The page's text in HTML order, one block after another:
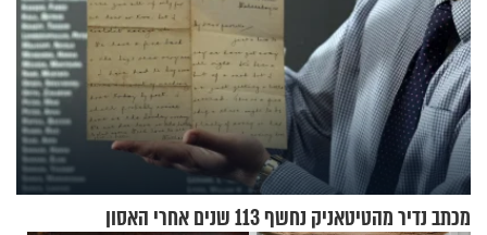
מכתב נדיר מהטיטאניק נחשף 113 שנים אחרי האסון